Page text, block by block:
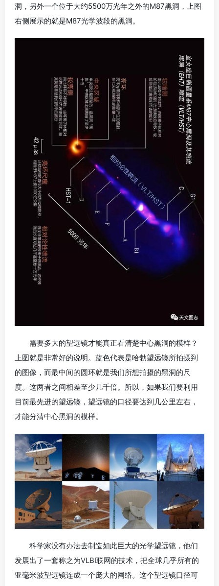
洞，另外一个位于大约5500万光年之外的M87黑洞，上图
右侧展示的就是M87光学波段的黑洞。
需要多大的望远镜才能真正看清楚中心黑洞的模样？
上图就是非常好的说明。蓝色代表是哈勃望远镜所拍摄到
的图像，而最中间的圆环就是我们所想拍摄的黑洞的尺
度。这两者之间相差至少几千倍。所以，如果我们要利用
目前最先进的望远镜，望远镜的口径要达到几公里左右，
才能分清中心黑洞的模样。
科学家没有办法去制造如此巨大的光学望远镜，他们
发展出了一套称之为VLBI联网的技术，把全球几乎所有的
亚毫米波望远镜连成一个庞大的网络。这个望远镜口径可